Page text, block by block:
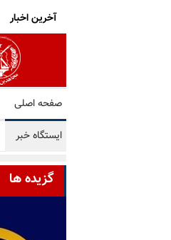
پیشرفت کرده‌ایم، قطر: تلاش‌ها ادامه دارد
آخرین اخبار
صفحه اصلی
ایستگاه خبر
گزیده ها